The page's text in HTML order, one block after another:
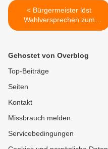
< Bürgermeister löst
Wahlversprechen zum
verbesserten Brandschutz
Veitshöchheimer Norden
Gehostet von Overblog
Top-Beiträge
Seiten
Kontakt
Missbrauch melden
Servicebedingungen